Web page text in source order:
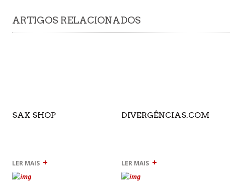
ARTIGOS RELACIONADOS
SAX SHOP
LER MAIS +
DIVERGÊNCIAS.COM
LER MAIS +